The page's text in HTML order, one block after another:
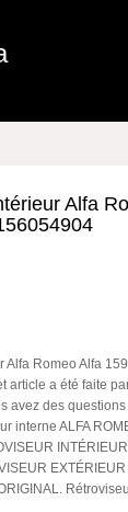
Alfa
Alfa Romeo Alfa
article a été faite
avez des
interne ALFA
EXTÉRIEUR